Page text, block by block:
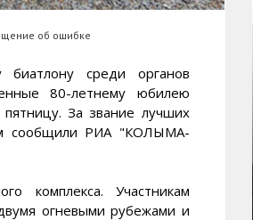
об ошибке
среди органов
80-летнему юбилею
За звание лучших
сообщили РИА "КОЛЫМА-
комплекса. Участникам
огневыми рубежами и